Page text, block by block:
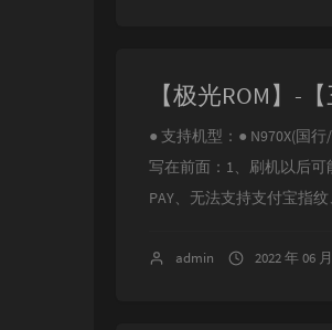
● 支持机型：● N970X(国
写在前面：1、刷机以后可
PAY、无法支持支付宝指
admin 2022 年 06